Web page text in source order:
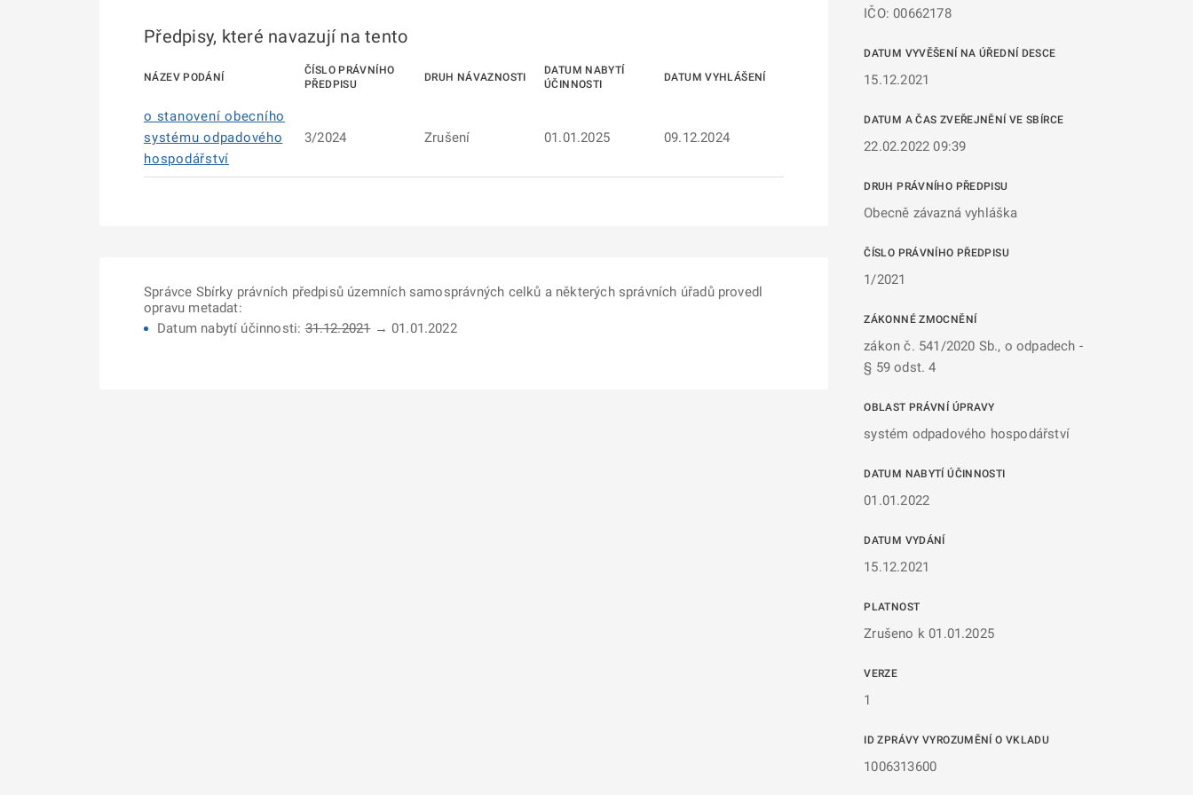
IČO: 00662178
DATUM VYVĚŠENÍ NA ÚŘEDNÍ DESCE
15.12.2021
DATUM A ČAS ZVEŘEJNĚNÍ VE SBÍRCE
22.02.2022 09:39
DRUH PRÁVNÍHO PŘEDPISU
Obecně závazná vyhláška
ČÍSLO PRÁVNÍHO PŘEDPISU
1/2021
ZÁKONNÉ ZMOCNĚNÍ
zákon č. 541/2020 Sb., o odpadech -
§ 59 odst. 4
OBLAST PRÁVNÍ ÚPRAVY
systém odpadového hospodářství
DATUM NABYTÍ ÚČINNOSTI
01.01.2022
DATUM VYDÁNÍ
15.12.2021
PLATNOST
Zrušeno k 01.01.2025
VERZE
1
ID ZPRÁVY VYROZUMĚNÍ O VKLADU
1006313600
Předpisy, které navazují na tento
NÁZEV PODÁNÍ
ČÍSLO PRÁVNÍHO
PŘEDPISU
DRUH NÁVAZNOSTI
DATUM NABYTÍ
ÚČINNOSTI
DATUM VYHLÁŠENÍ
o stanovení obecního
systému odpadového
hospodářství
3/2024 Zrušení 01.01.2025 09.12.2024
Správce Sbírky právních předpisů územních samosprávných celků a některých správních úřadů provedl
opravu metadat:
Datum nabytí účinnosti:31.12.2021→ 01.01.2022